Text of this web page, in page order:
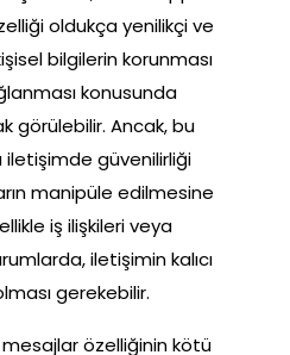
oldukça yenilikçi ve
bilgilerin korunması
konusunda
görülebilir. Ancak, bu
iletişimde güvenilirliği
manipüle edilmesine
iş ilişkileri veya
iletişimin kalıcı
gerekebilir.
özelliğinin kötü